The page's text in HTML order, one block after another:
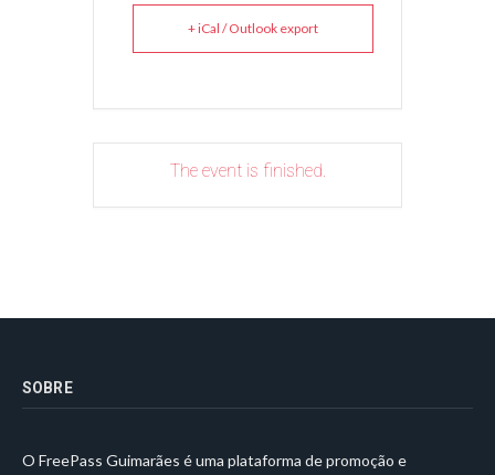
+ iCal / Outlook export
The event is finished.
SOBRE
O FreePass Guimarães é uma plataforma de promoção e